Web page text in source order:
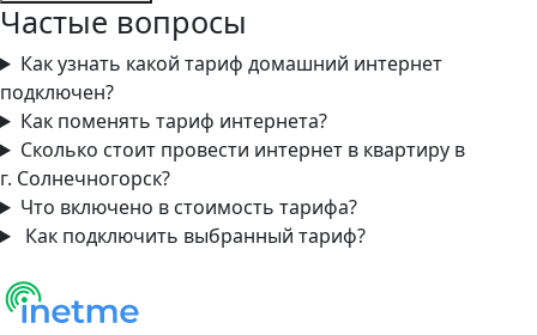
Частые вопросы
Как узнать какой тариф домашний интернет
подключен?
Как поменять тариф интернета?
Сколько стоит провести интернет в квартиру в
г. Солнечногорск?
Что включено в стоимость тарифа?
Как подключить выбранный тариф?